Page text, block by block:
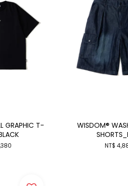
GRAPHIC T-
WISDOM®
NT$